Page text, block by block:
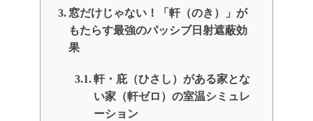
窓だけじゃない！「軒（のき）」が
もたらす最強のパッシブ日射遮蔽効
果
軒・庇（ひさし）がある家とな
い家（軒ゼロ）の室温シミュレ
ーション